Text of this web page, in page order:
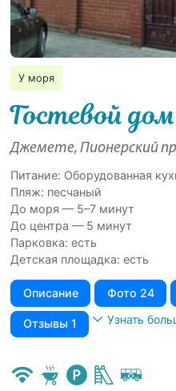
У моря
Гостевой
Джемете, Пионерский
Питание: Оборудованная
Пляж: песчаный
До моря — 5–7 минут
До центра — 5 минут
Парковка: есть
Детская площадка: есть
Описание Фото 24
Отзывы 1 Узнать